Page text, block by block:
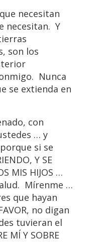
necesitan
necesitan. Y
son los
Nunca
se extienda en
con
… y
si se
Y SE
MIS HIJOS …
Mírenme …
que hayan
no digan
tuvieran el
MÍ Y SOBRE